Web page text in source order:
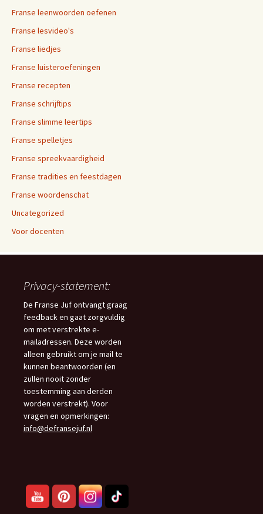
Franse leenwoorden oefenen
Franse lesvideo's
Franse liedjes
Franse luisteroefeningen
Franse recepten
Franse schrijftips
Franse slimme leertips
Franse spelletjes
Franse spreekvaardigheid
Franse tradities en feestdagen
Franse woordenschat
Uncategorized
Voor docenten
Privacy-statement:
De Franse Juf ontvangt graag
feedback en gaat zorgvuldig
om met verstrekte e-
mailadressen. Deze worden
alleen gebruikt om je mail te
kunnen beantwoorden (en
zullen nooit zonder
toestemming aan derden
worden verstrekt). Voor
vragen en opmerkingen:
info@defransejuf.nl